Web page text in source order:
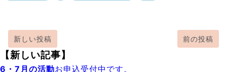
新しい投稿 前の投稿
【新しい記事】
6・7月の活動お申込受付中です。